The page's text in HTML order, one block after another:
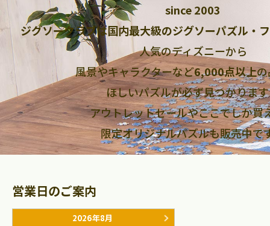
since 2003
ジグソークラブは国内最大級のジグソーパズル・
人気のディズニーから
風景やキャラクターなど6,000点以上
ほしいパズルが必ず見つかりま
アウトレットセールやここでしか買
限定オリジナルパズルも販売中で
営業日のご案内
2026年8月